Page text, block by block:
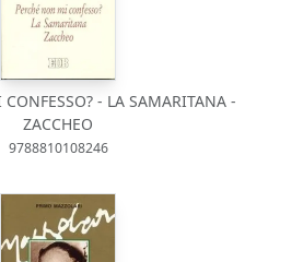
- LA SAMARITANA -
ZACCHEO
9788810108246